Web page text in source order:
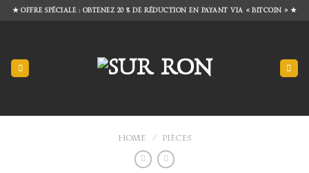
★ OFFRE SPÉCIALE : OBTENEZ 20 % DE RÉDUCTION EN PAYANT VIA « BITCOIN » ★
HOME / PIÈCES